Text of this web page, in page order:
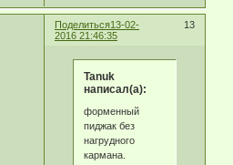
Поделиться 13
13-02-
2016 21:46:35
Tanuk
написал(а):
форменный
пиджак без
нагрудного
кармана.